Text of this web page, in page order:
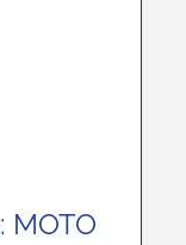
MOTO